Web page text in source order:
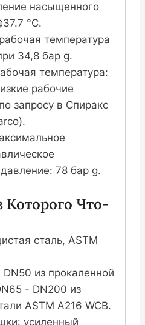
насыщенного
°C.
температура
34,8 бар g.
температура:
рабочие
запросу в Спиракс
78 бар g.
Что-
сталь, ASTM
из прокаленной
- DN200 из
ASTM A216 WCB.
усиленный